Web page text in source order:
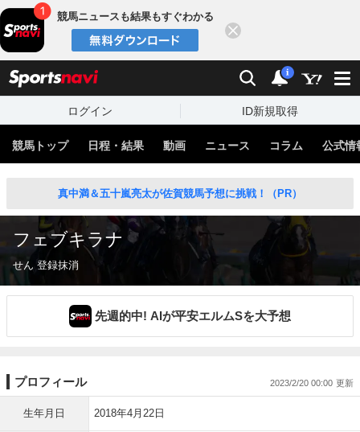
競馬ニュースも結果もすぐわかる
検索 通知
i
ログイン ID新規取得
競馬トップ 日程・結果 動画 ニュース コラム 公式情
真中満＆五十嵐亮太が佐賀競馬予想に挑戦！（PR）
フェブキラナ
せん 登録抹消
先週的中! AIが平安エルムSを大予想
プロフィール 2023/2/20 00:00
生年月日 2018年4月22日